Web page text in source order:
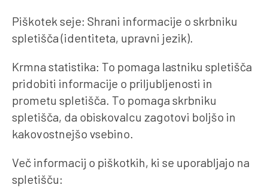
Piškotek seje: Shrani informacije o skrbniku
spletišča (identiteta, upravni jezik).
Krmna statistika: To pomaga lastniku spletišča
pridobiti informacije o priljubljenosti in
prometu spletišča. To pomaga skrbniku
spletišča, da obiskovalcu zagotovi boljšo in
kakovostnejšo vsebino.
Več informacij o piškotkih, ki se uporabljajo na
spletišču: